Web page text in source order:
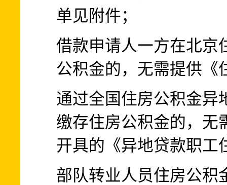
单见附件；
借款申请人一方在北京
公积金的，无需提供《
通过全国住房公积金异
缴存住房公积金的，无
开具的《异地贷款职工
部队转业人员住房公积